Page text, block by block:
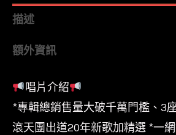
2LP】
隨
合
唱
團
描述
額外資訊
唱片介紹
*專輯總銷售量大破千萬門檻、3
滾天團出道20年新歌加精選 *一